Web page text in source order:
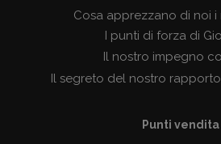
Cosa apprezzano di noi i
I punti di forza di
Il nostro impegno
Il segreto del nostro
Punti vendita